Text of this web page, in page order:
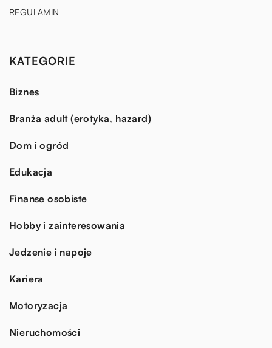
REGULAMIN
KATEGORIE
Biznes
Branża adult (erotyka, hazard)
Dom i ogród
Edukacja
Finanse osobiste
Hobby i zainteresowania
Jedzenie i napoje
Kariera
Motoryzacja
Nieruchomości